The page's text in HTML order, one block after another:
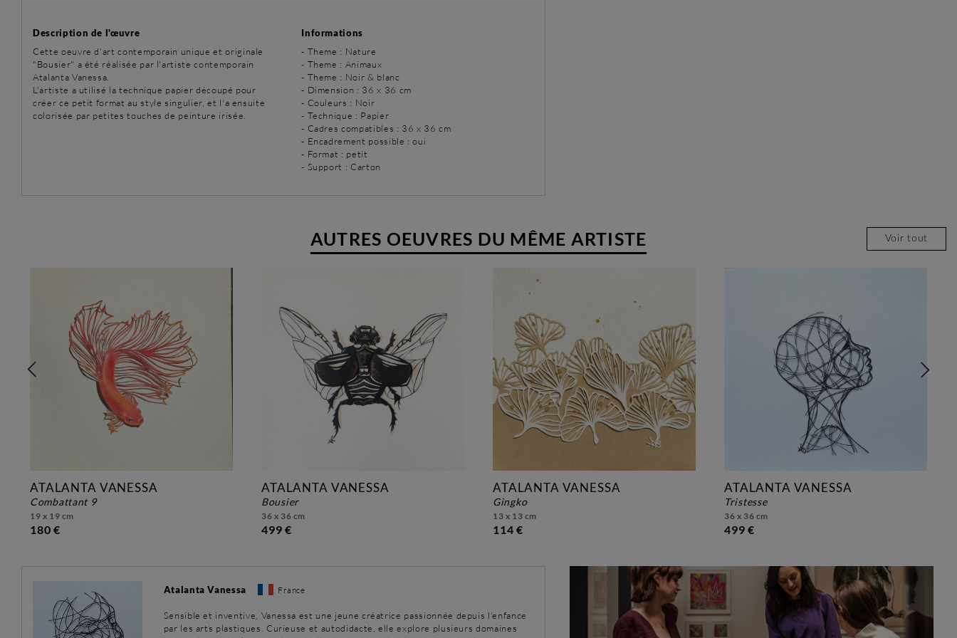
Description de l'œuvre
Cette oeuvre d'art contemporain unique et originale
"Bousier" a été réalisée par l'artiste contemporain
Atalanta Vanessa.
L'artiste a utilisé la technique papier découpé pour
créer ce petit format au style singulier, et l'a ensuite
colorisée par petites touches de peinture irisée.
Informations
- Theme : Nature
- Theme : Animaux
- Theme : Noir & blanc
- Dimension : 36 x 36 cm
- Couleurs : Noir
- Technique : Papier
- Cadres compatibles : 36 x 36 cm
- Encadrement possible : oui
- Format : petit
- Support : Carton
AUTRES OEUVRES DU MÊME ARTISTE Voir tout
ATALANTA VANESSA
combattant 9
19 x 19 cm
180 €
ATALANTA VANESSA
bousier
36 x 36 cm
499 €
ATALANTA VANESSA
gingko
13 x 13 cm
114 €
ATALANTA VANESSA
tristesse
36 x 36 cm
499 €
Atalanta Vanessa France
Sensible et inventive, Vanessa est une jeune créatrice passionnée depuis l'enfance
par les arts plastiques. Curieuse et autodidacte, elle explore plusieurs domaines